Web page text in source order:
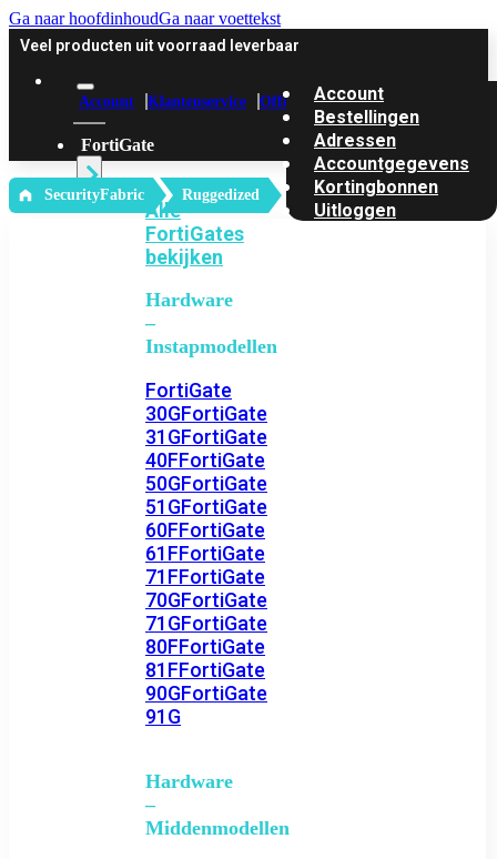
Ga naar hoofdinhoudGa naar voettekst
Veel producten uit voorraad leverbaar
Account Klantenservice Offerte
FortiGate
Alle
FortiGates
bekijken
Hardware
–
Instapmodellen
FortiGate
30GFortiGate
31GFortiGate
40FFortiGate
50GFortiGate
51GFortiGate
60FFortiGate
61FFortiGate
71FFortiGate
70GFortiGate
71GFortiGate
80FFortiGate
81FFortiGate
90GFortiGate
91G
Hardware
–
Middenmodellen
Account
Bestellingen
Adressen
Accountgegevens
Kortingbonnen
Uitloggen
‎ SecurityFabric Ruggedized